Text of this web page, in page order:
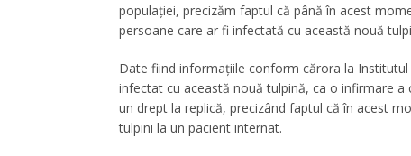
populației, precizăm faptul că până în acest
persoane care ar fi infectată cu această nouă
Date fiind informațiile conform cărora la
infectat cu această nouă tulpină, ca o infirmare
un drept la replică, precizând faptul că în acest
tulpini la un pacient internat.